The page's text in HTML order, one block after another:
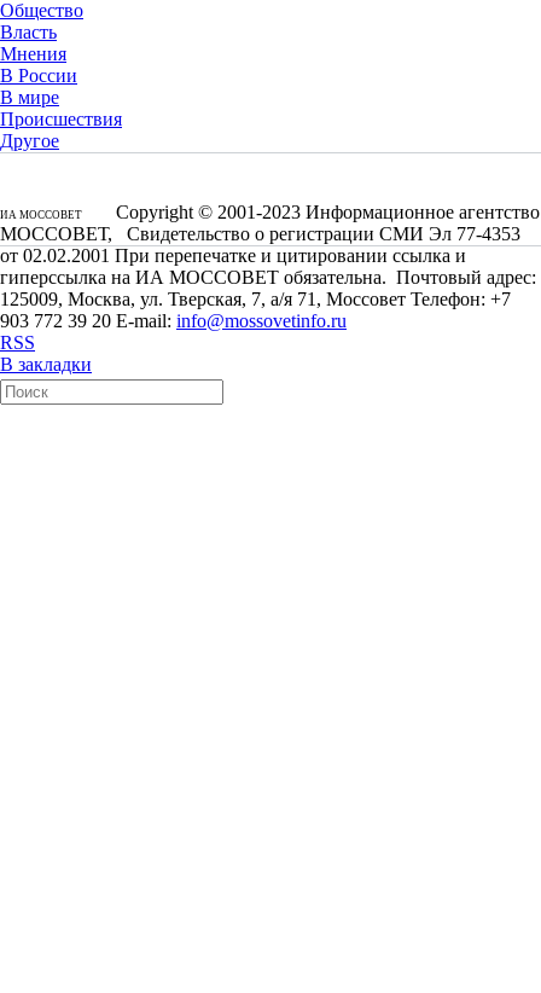
Общество
Власть
Мнения
В России
В мире
Происшествия
Другое
ИА МОССОВЕТ
Copyright © 2001-2023 Информационное агентство
МОССОВЕТ, Свидетельство о регистрации СМИ Эл 77-4353
от 02.02.2001 При перепечатке и цитировании ссылка и
гиперссылка на ИА МОССОВЕТ обязательна. Почтовый адрес:
125009, Москва, ул. Тверская, 7, а/я 71, Моссовет Телефон: +7
903 772 39 20 E-mail: info@mossovetinfo.ru
RSS
В закладки